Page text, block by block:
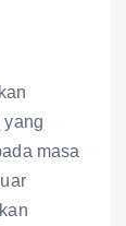
yang
masa